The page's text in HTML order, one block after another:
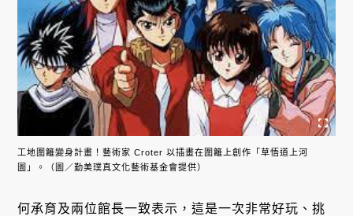
工地圍籬變身計畫！藝術家 Croter 以插畫在圍籬上創作「草悟道上河
圖」。（圖／勤美璞真文化藝術基金會提供）
何承育及兩位館長一致表示，這是一次非常好玩、挑